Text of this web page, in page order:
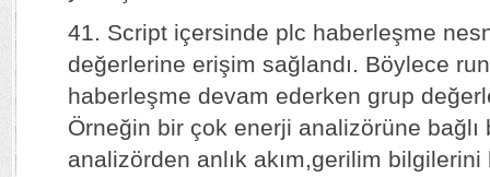
41. Script içersinde plc haberleşme
değerlerine erişim sağlandı. Böylece
haberleşme devam ederken grup
Örneğin bir çok enerji analizörüne bağlı
analizörden anlık akım,gerilim bilgilerini